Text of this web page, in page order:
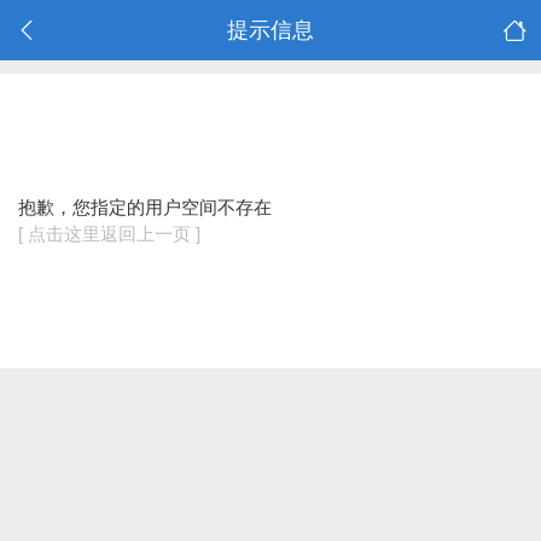
提示信息
抱歉，您指定的用户空间不存在
[ 点击这里返回上一页 ]